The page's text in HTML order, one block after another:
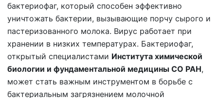
бактериофаг, который способен эффективно
уничтожать бактерии, вызывающие порчу сырого и
пастеризованного молока. Вирус работает при
хранении в низких температурах. Бактериофаг,
открытый специалистами Института химической
биологии и фундаментальной медицины СО РАН,
может стать важным инструментом в борьбе с
бактериальным загрязнением молочной